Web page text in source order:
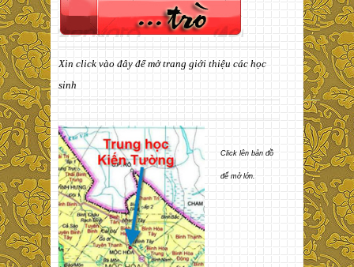
Xin click vào đây để mở trang giới thiệu các học
sinh
Click lên bản đồ
để mở lớn.